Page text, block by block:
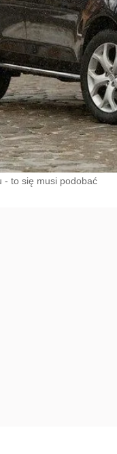
- to się musi podobać